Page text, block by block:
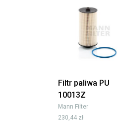
Filtr paliwa PU
10013Z
Mann Filter
230,44 zł